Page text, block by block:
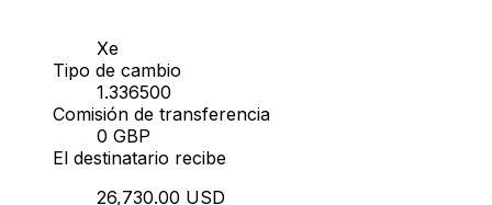
Xe
Tipo de cambio
1.336500
Comisión de transferencia
0 GBP
El destinatario recibe
26,730.00 USD